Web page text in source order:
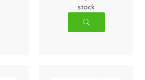
stock